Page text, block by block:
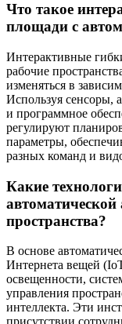
Что такое
площади с
Интерактивные
рабочие
изменяться в
Используя сенсоры,
и программное
регулируют
параметры,
разных команд и
Какие
пространства?
В основе
Интернета вещей
освещенности,
управления
интеллекта. Эти